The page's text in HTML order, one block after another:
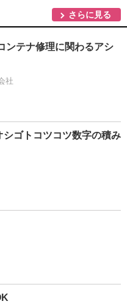
さらに見る
ンテナ修理に関わるアシ
社
ゴトコツコツ数字の積み